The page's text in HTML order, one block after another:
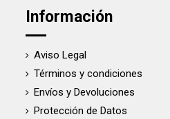
Información
Aviso Legal
Términos y condiciones
Envíos y Devoluciones
Protección de Datos